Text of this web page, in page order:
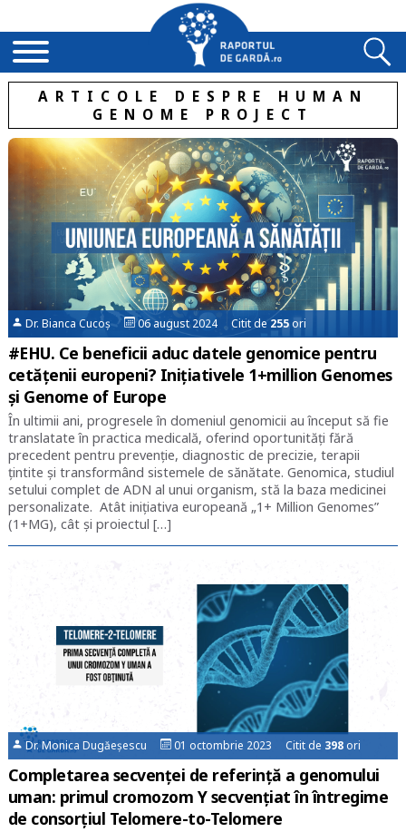
ARTICOLE DESPRE HUMAN
GENOME PROJECT
Dr. Bianca Cucoș 06 august 2024 Citit de255ori
#EHU. Ce beneficii aduc datele genomice pentru
cetățenii europeni? Inițiativele 1+million Genomes
și Genome of Europe
În ultimii ani, progresele în domeniul genomicii au început să fie
translatate în practica medicală, oferind oportunități fără
precedent pentru prevenție, diagnostic de precizie, terapii
țintite și transformând sistemele de sănătate. Genomica, studiul
setului complet de ADN al unui organism, stă la baza medicinei
personalizate. Atât inițiativa europeană „1+ Million Genomes”
(1+MG), cât și proiectul […]
Dr. Monica Dugăeșescu 01 octombrie 2023 Citit de 398 ori
Completarea secvenţei de referinţă a genomului
uman: primul cromozom Y secvenţiat în întregime
de consorţiul Telomere-to-Telomere